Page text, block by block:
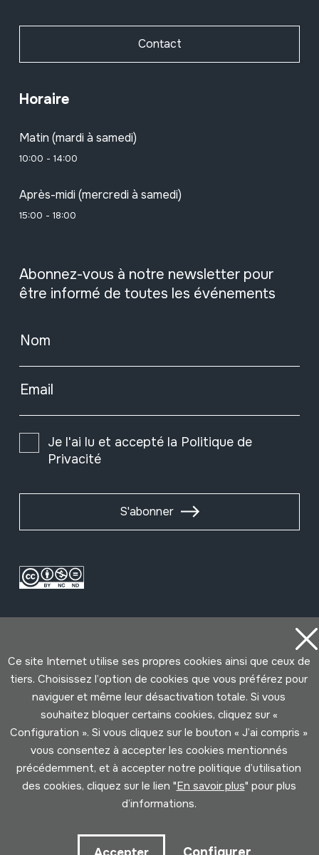
Contact
Horaire
Matin (mardi à samedi)
10:00 - 14:00
Après-midi (mercredi à samedi)
15:00 - 18:00
Abonnez-vous à notre newsletter pour
être informé de toutes les événements
Nom
Email
Je l'ai lu et accepté la Politique de
Privacité
S'abonner
Conditions d'Utilisation
Politique de Privacité
Cookies politique
Développé par Lotura
Ce site Internet utilise ses propres cookies ainsi que ceux de
tiers. Choisissez l’option de cookies que vous préférez pour
naviguer et même leur désactivation totale. Si vous
souhaitez bloquer certains cookies, cliquez sur «
Configuration ». Si vous cliquez sur le bouton « J’ai compris »
vous consentez à accepter les cookies mentionnés
précédemment, et à accepter notre politique d’utilisation
des cookies, cliquez sur le lien "En savoir plus" pour plus
d’informations.